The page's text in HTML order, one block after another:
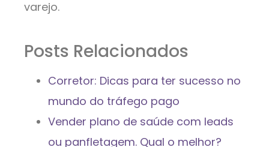
varejo.
Posts Relacionados
Corretor: Dicas para ter sucesso no
mundo do tráfego pago
Vender plano de saúde com leads
ou panfletagem. Qual o melhor?